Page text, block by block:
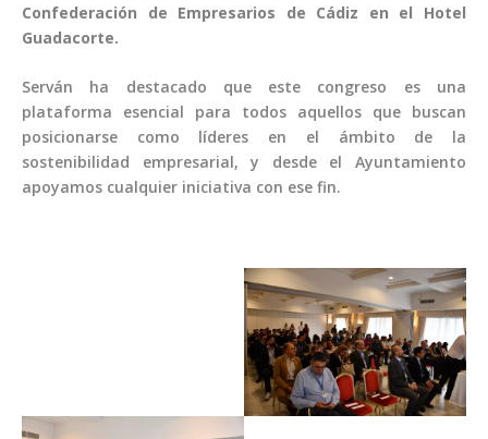
Confederación de Empresarios de Cádiz en el Hotel
Guadacorte.
Serván ha destacado que este congreso es una
plataforma esencial para todos aquellos que buscan
posicionarse como líderes en el ámbito de la
sostenibilidad empresarial, y desde el Ayuntamiento
apoyamos cualquier iniciativa con ese fin.